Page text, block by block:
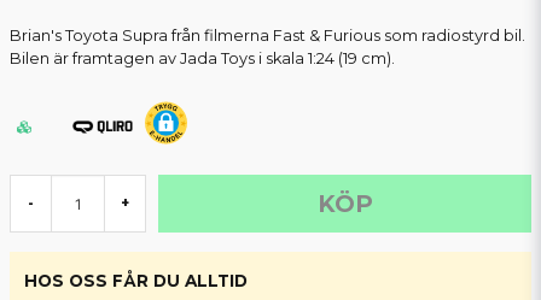
Brian's Toyota Supra från filmerna Fast & Furious som radiostyrd bil.
Bilen är framtagen av Jada Toys i skala 1:24 (19 cm).
- + KÖP
HOS OSS FÅR DU ALLTID